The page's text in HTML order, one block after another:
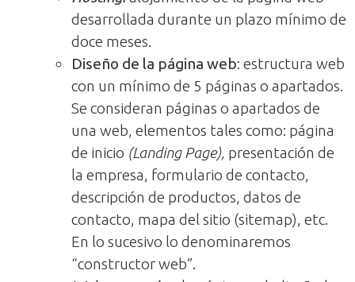
desarrollada durante un plazo mínimo de
doce meses.
Diseño de la página web: estructura web
con un mínimo de 5 páginas o apartados.
Se consideran páginas o apartados de
una web, elementos tales como: página
de inicio (Landing Page), presentación de
la empresa, formulario de contacto,
descripción de productos, datos de
contacto, mapa del sitio (sitemap), etc.
En lo sucesivo lo denominaremos
“constructor web”.